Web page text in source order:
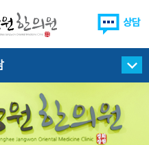
온라인상담